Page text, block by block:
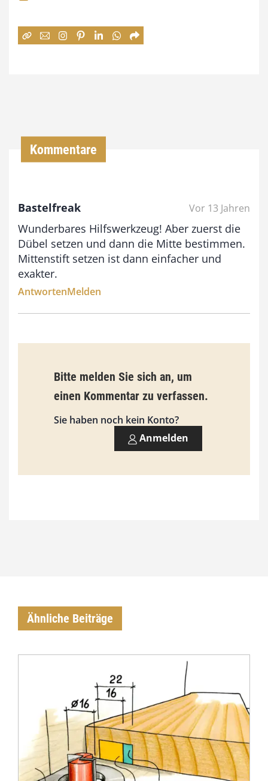
:
s
9
3
Kommentare
Bastelfreak Vor 13 Jahren
Wunderbares Hilfswerkzeug! Aber zuerst die
Dübel setzen und dann die Mitte bestimmen.
Mittenstift setzen ist dann einfacher und
exakter.
AntwortenMelden
Bitte melden Sie sich an, um
einen Kommentar zu verfassen.
Sie haben noch kein Konto?
Anmelden
Ähnliche Beiträge